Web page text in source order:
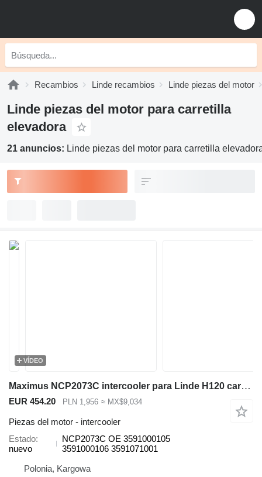
Recambios Linde recambios Linde piezas del motor
Linde piezas del motor para carretilla
elevadora
21 anuncios: Linde piezas del motor para carretilla
VÍDEO
Maximus NCP2073C intercooler para Linde H120 carretilla elevadora
EUR 454.20 PLN 1,956 ≈ MX$9,034
Piezas del motor - intercooler
Estado
nuevo
NCP2073C OE 3591000105
3591000106 3591071001
Polonia, Kargowa